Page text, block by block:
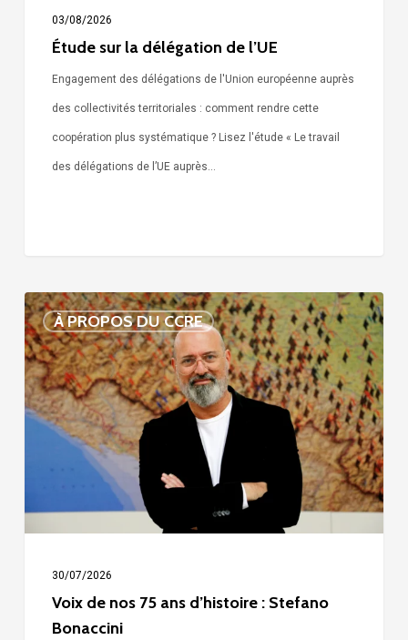
03/08/2026
Étude sur la délégation de l’UE
Engagement des délégations de l'Union européenne auprès
des collectivités territoriales : comment rendre cette
coopération plus systématique ? Lisez l'étude « Le travail
des délégations de l’UE auprès…
À PROPOS DU CCRE
Voix
de
nos
75
ans
d’histoire
Stefano
30/07/2026
Voix de nos 75 ans d’histoire : Stefano
Bonaccini